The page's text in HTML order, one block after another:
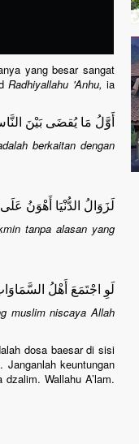
yang besar sangat
Radhiyallahu 'Anhu, ia
أَوَّلُ مَا يُقضَى بَيْنَ
berkaitan dengan
لَزَوَالُ الدُّنْيَا أَهْوَنُ
tanpa alasan yang
لَوِ اجْتَمَعَ أَهْلُ
muslim niscaya Allah
dosa baesar di sisi
keuntungan
Wallahu A’lam.